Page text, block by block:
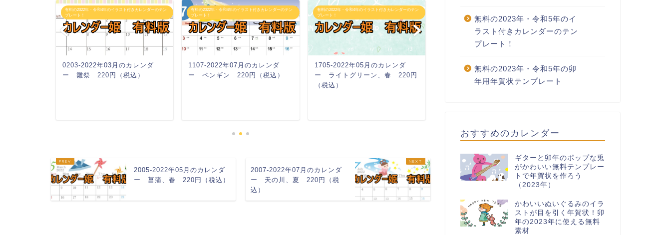
有料の2022年・令和4年のイラスト付きカレンダーのテン
プレート！
0203-2022年03月のカレンダ
ー 雛祭 220円（税込）
有料の2022年・令和4年のイラスト付きカレンダーのテン
プレート！
1107-2022年07月のカレンダ
ー ペンギン 220円（税込）
有料の2022年・令和4年のイラスト付きカレンダーのテン
プレート！
1705-2022年05月のカレンダ
ー ライトグリーン、春 220円
（税込）
0203-2022年03月のカレンダ
ー 雛祭 220円（税込）
プレート！
1107-2022年07月のカレンダ
ー ペンギン 220円（税込）
2005-2022年05月のカレンダ
ー 菖蒲、春 220円（税込）
2007-2022年07月のカレンダ
ー 天の川、夏 220円（税
込）
無料の2023年・令和5年のイ
ラスト付きカレンダーのテン
プレート！
無料の2023年・令和5年の卯
年用年賀状テンプレート
おすすめのカレンダー
ギターと卯年のポップな兎
がかわいい無料テンプレー
トで年賀状を作ろう
（2023年）
かわいいぬいぐるみのイラ
ストが目を引く年賀状！卯
年の2023年に使える無料
素材